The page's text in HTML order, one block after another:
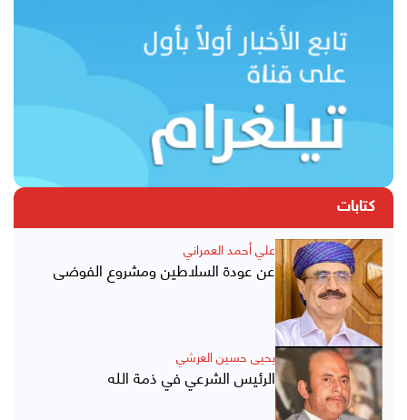
كتابات
علي أحمد العمراني
عن عودة السلاطين ومشروع الفوضى
يحيى حسين العرشي
الرئيس الشرعي في ذمة الله